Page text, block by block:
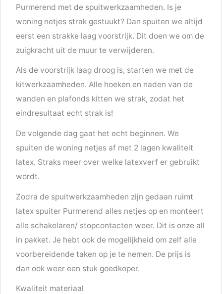
Purmerend met de spuitwerkzaamheden. Is je
woning netjes strak gestuukt? Dan spuiten we altijd
eerst een strakke laag voorstrijk. Dit doen we om de
zuigkracht uit de muur te verwijderen.
Als de voorstrijk laag droog is, starten we met de
kitwerkzaamheden. Alle hoeken en naden van de
wanden en plafonds kitten we strak, zodat het
eindresultaat echt strak is!
De volgende dag gaat het echt beginnen. We
spuiten de woning netjes af met 2 lagen kwaliteit
latex. Straks meer over welke latexverf er gebruikt
wordt.
Zodra de spuitwerkzaamheden zijn gedaan ruimt
latex spuiter Purmerend alles netjes op en monteert
alle schakelaren/ stopcontacten weer. Dit is onze all
in pakket. Je hebt ook de mogelijkheid om zelf alle
voorbereidende taken op je te nemen. De prijs is
dan ook weer een stuk goedkoper.
Kwaliteit materiaal